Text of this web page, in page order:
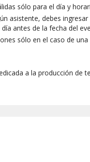
sólo para el día y
asistente, debes
antes de la fecha del
sólo en el caso de
a la producción de